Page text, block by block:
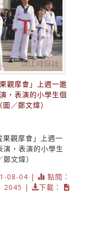
觀摩會」上週一邀
，表演的小學生個
／鄭文煒）
果觀摩會」上週一
，表演的小學生
文煒）
08-04 |
點閱：
2045 |
下載：